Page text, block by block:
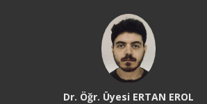
Dr. Öğr. Üyesi ERTAN EROL